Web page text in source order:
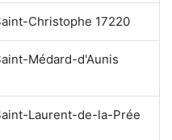
Christophe 17220
Médard-d'Aunis
Laurent-de-la-Prée